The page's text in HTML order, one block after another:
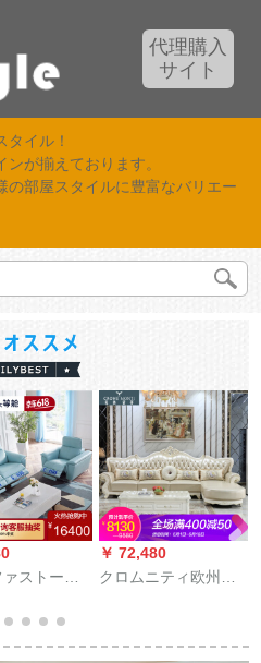
代理購入
サイト
タイル！
が揃えております。
の部屋スタイルに豊富なバリエー
ストーク
の軽豪华な
合机能1+3
￥ 72,480
クロムニティ欧州式
大中小型の角ソファ